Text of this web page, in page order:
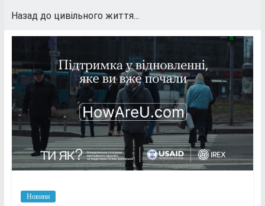
Назад до цивільного життя...
Новини